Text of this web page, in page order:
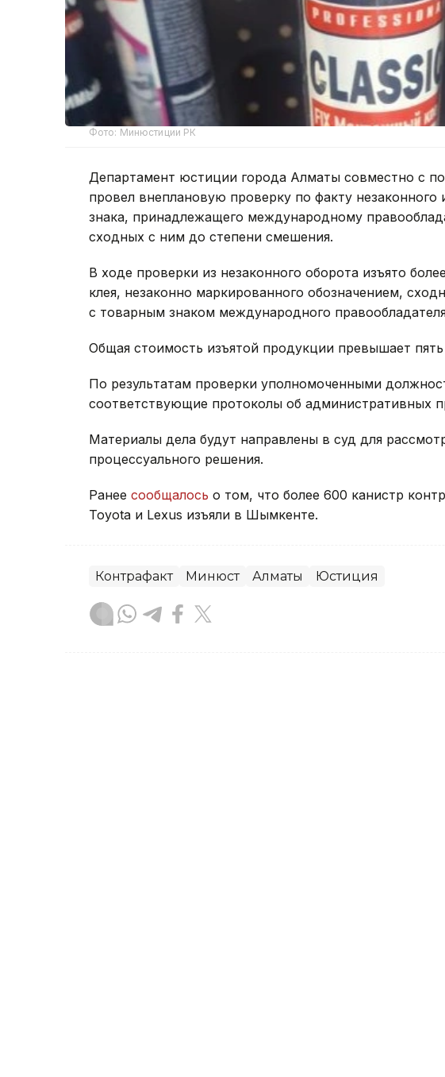
Фото: Минюстиции РК
Департамент юстиции города Алматы совместно с
провел внеплановую проверку по факту незаконного
знака, принадлежащего международному
сходных с ним до степени смешения.
В ходе проверки из незаконного оборота изъято
клея, незаконно маркированного обозначением,
с товарным знаком международного
Общая стоимость изъятой продукции превышает пять
По результатам проверки уполномоченными
соответствующие протоколы об административных
Материалы дела будут направлены в суд для
процессуального решения.
Ранее сообщалось о том, что более 600 канистр
Toyota и Lexus изъяли в Шымкенте.
Контрафакт Минюст Алматы Юстиция